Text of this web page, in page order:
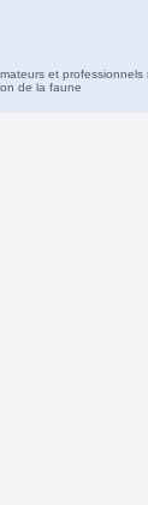
et professionnels
de la faune